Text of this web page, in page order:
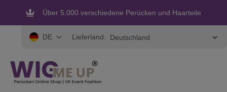
springenÜber 5.000 verschiedene Perücken und Haarteile
Flexible und sichere Zahlung
DE Lieferland: